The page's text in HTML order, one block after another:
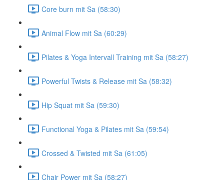
Core burn mit Sa (58:30)
Animal Flow mit Sa (60:29)
Pilates & Yoga Intervall Training mit Sa (58:27)
Powerful Twists & Release mit Sa (58:32)
Hip Squat mit Sa (59:30)
Functional Yoga & Pilates mit Sa (59:54)
Crossed & Twisted mit Sa (61:05)
Chair Power mit Sa (58:27)